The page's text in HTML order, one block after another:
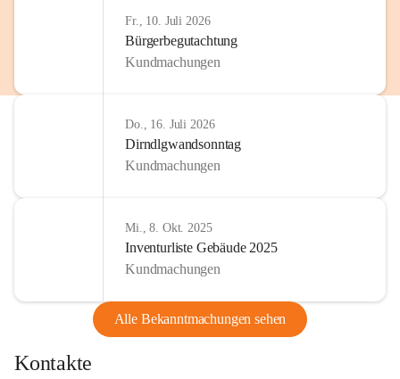
Fr., 10. Juli 2026
Bürgerbegutachtung
Kundmachungen
Do., 16. Juli 2026
Dirndlgwandsonntag
Kundmachungen
Mi., 8. Okt. 2025
Inventurliste Gebäude 2025
Kundmachungen
Alle Bekanntmachungen sehen
Kontakte